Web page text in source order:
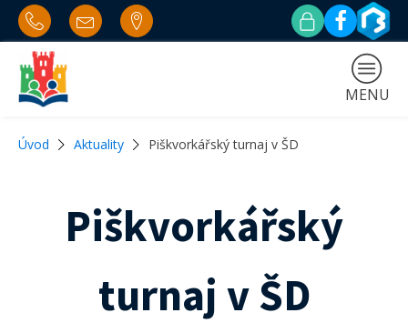
MENU
Úvod Aktuality Piškvorkářský turnaj v ŠD
Piškvorkářský
turnaj v ŠD